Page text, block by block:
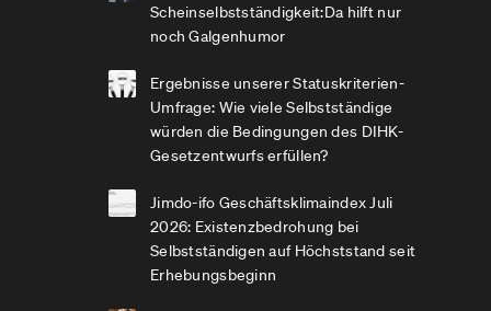
Scheinselbstständigkeit:Da hilft nur
noch Galgenhumor
Ergebnisse unserer Statuskriterien-
Umfrage: Wie viele Selbstständige
würden die Bedingungen des DIHK-
Gesetzentwurfs erfüllen?
Jimdo-ifo Geschäftsklimaindex Juli
2026: Existenzbedrohung bei
Selbstständigen auf Höchststand seit
Erhebungsbeginn